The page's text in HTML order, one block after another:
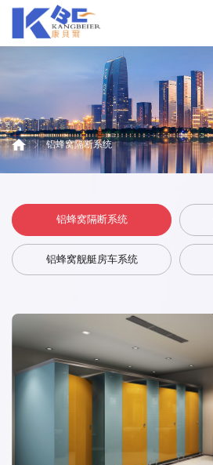
铝蜂窝隔断系统
铝蜂窝隔断系统
铝蜂窝舰艇房车系统